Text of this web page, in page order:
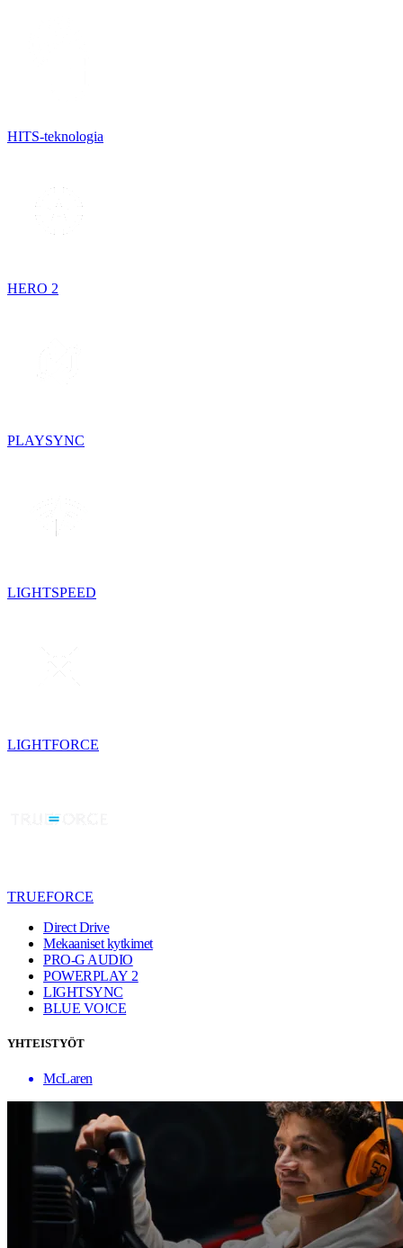
HITS-teknologia
HERO 2
PLAYSYNC
LIGHTSPEED
LIGHTFORCE
TRUEFORCE
Direct Drive
Mekaaniset kytkimet
PRO-G AUDIO
POWERPLAY 2
LIGHTSYNC
BLUE VO!CE
YHTEISTYÖT
McLaren